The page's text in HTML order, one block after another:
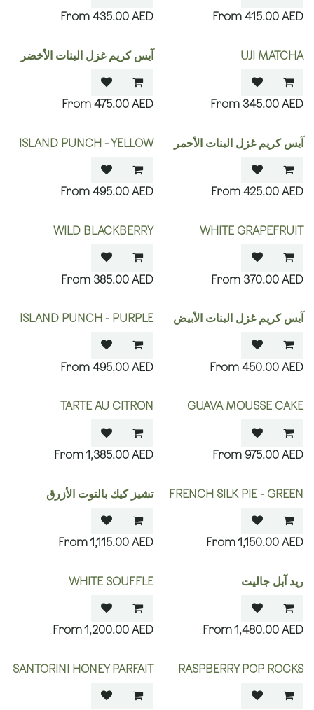
415.00 AED
435.00 AED
UJI MATCHA
345.00 AED
آيس كريم غزل البنات الأخضر
475.00 AED
آيس كريم غزل البنات الأحمر
425.00 AED
ISLAND PUNCH - YELLOW
495.00 AED
WHITE GRAPEFRUIT
370.00 AED
WILD BLACKBERRY
385.00 AED
آيس كريم غزل البنات الأبيض
450.00 AED
ISLAND PUNCH - PURPLE
495.00 AED
GUAVA MOUSSE CAKE
975.00 AED
TARTE AU CITRON
1,385.00 AED
FRENCH SILK PIE - GREEN
1,150.00 AED
تشيز كيك بالتوت الأزرق
1,115.00 AED
ريد آبل جاليت
1,480.00 AED
WHITE SOUFFLE
1,200.00 AED
RASPBERRY POP ROCKS
SANTORINI HONEY PARFAIT